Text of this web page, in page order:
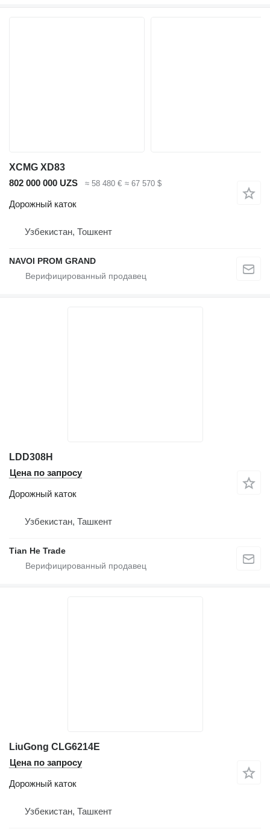
XCMG XD83
802 000 000 UZS
≈ 58 480 € ≈ 67 570 $
Дорожный каток
Узбекистан, Тошкент
NAVOI PROM GRAND
LDD308H
Цена по запросу
Дорожный каток
Узбекистан, Ташкент
Tian He Trade
LiuGong CLG6214E
Цена по запросу
Дорожный каток
Узбекистан, Ташкент